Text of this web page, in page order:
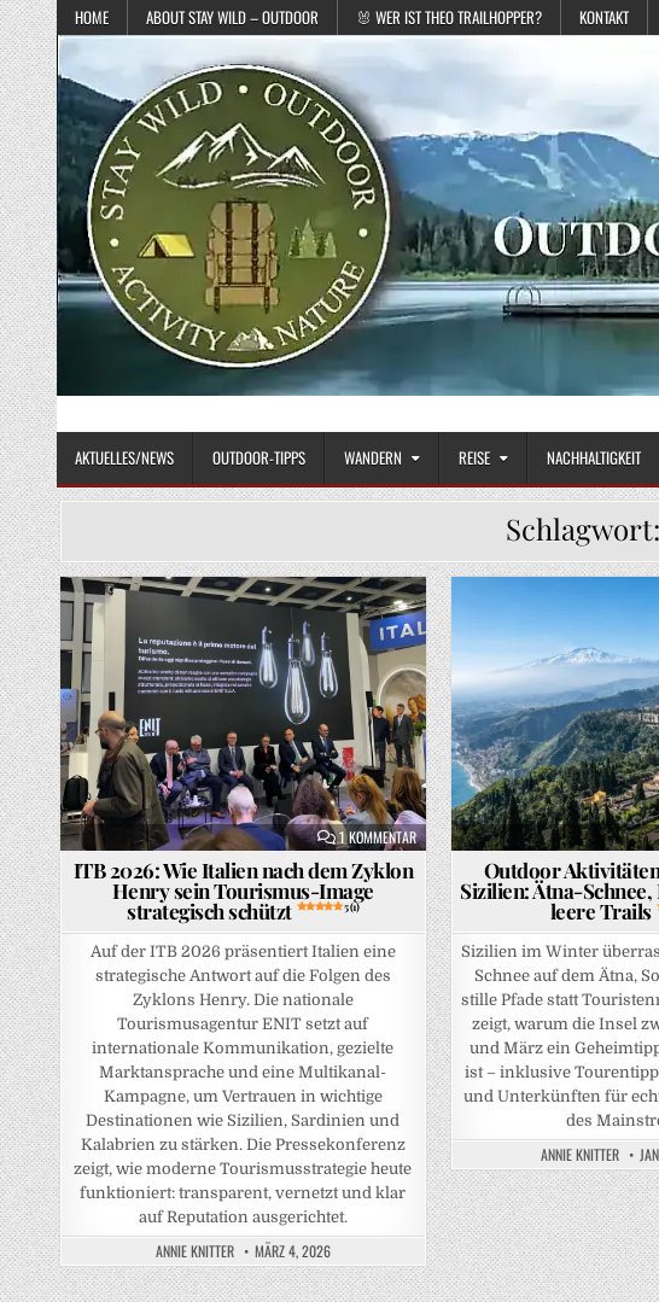
Skip to content
HOME ABOUT STAY WILD – OUTDOOR 🐰 WER IST THEO TRAILHOPPER? KONTAKT
STAY WILD – OUTDOOR
AKTUELLES/NEWS OUTDOOR-TIPPS WANDERN REISE NACHHALTIGKEIT
Schlagwort:
1 KOMMENTARZU ITB 2026: WIE ITALIEN NACH DEM
Posted in
ITB 2026: Wie Italien nach dem Zyklon
Henry sein Tourismus-Image
strategisch schützt 5 (1)
Auf der ITB 2026 präsentiert Italien eine
strategische Antwort auf die Folgen des
Zyklons Henry. Die nationale
Tourismusagentur ENIT setzt auf
internationale Kommunikation, gezielte
Marktansprache und eine Multikanal-
Kampagne, um Vertrauen in wichtige
Destinationen wie Sizilien, Sardinien und
Kalabrien zu stärken. Die Pressekonferenz
zeigt, wie moderne Tourismusstrategie heute
funktioniert: transparent, vernetzt und klar
auf Reputation ausgerichtet.
ANNIE KNITTER MÄRZ 4, 2026
Outdoor
Sizilien: Ätna-
leere Trails
Sizilien im Winter
Schnee auf dem Ätna,
stille Pfade statt
zeigt, warum die Insel
und März ein
ist – inklusive
und Unterkünften für
des
ANNIE KNITTER